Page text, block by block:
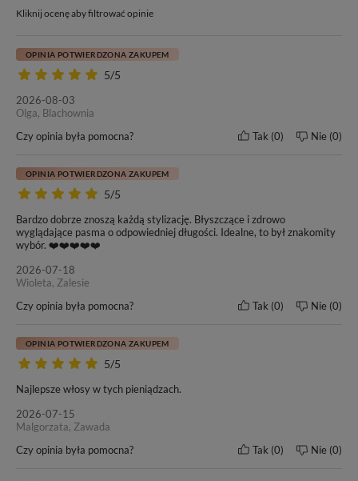
zabiegu.Jako jedna z najmniej inwazyjnych metod przedłużania i
cienkich, delikatnych i łamliwych pasm.
Długość włosów
50 cm
6g (+/- 3%)
Metoda zakładania
Tape On
Kolor włosów
Klasa jakości
Żywotność włosów
Kliknij ocenę aby filtrować opinie
5/5
OPINIA POTWIERDZONA ZAKUPEM
2026-08-03
Olga, Blachownia
Czy opinia była pomocna?
Tak 0 Nie 0
5/5
OPINIA POTWIERDZONA ZAKUPEM
Bardzo dobrze znoszą każdą stylizację. Błyszczące i zdrowo
wyglądające pasma o odpowiedniej długości. Idealne, to był znakomity
wybór. ❤️❤️❤️❤️❤️
2026-07-18
Wioleta, Zalesie
Czy opinia była pomocna?
Tak 0 Nie 0
5/5
OPINIA POTWIERDZONA ZAKUPEM
Najlepsze włosy w tych pieniądzach.
2026-07-15
Malgorzata, Zawada
Czy opinia była pomocna?
Tak 0 Nie 0